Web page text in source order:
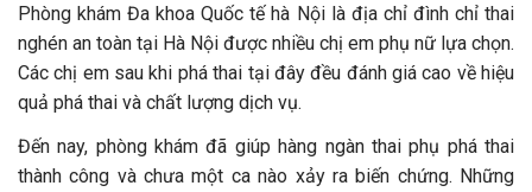
Phòng khám Đa khoa Quốc tế hà Nội là địa chỉ đình chỉ thai
nghén an toàn tại Hà Nội được nhiều chị em phụ nữ lựa chọn.
Các chị em sau khi phá thai tại đây đều đánh giá cao về hiệu
quả phá thai và chất lượng dịch vụ.
Đến nay, phòng khám đã giúp hàng ngàn thai phụ phá thai
thành công và chưa một ca nào xảy ra biến chứng. Những